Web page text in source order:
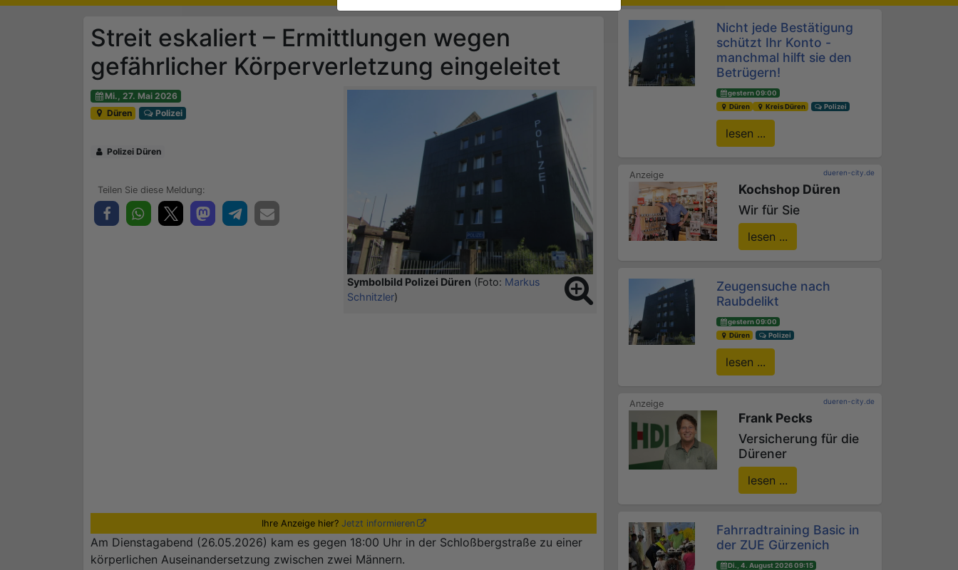
Streit eskaliert – Ermittlungen wegen
gefährlicher Körperverletzung eingeleitet
Symbolbild Polizei Düren (Foto: Markus
Schnitzler)
Mi., 27. Mai 2026
Düren
Polizei
Polizei Düren
Ihre Anzeige hier? Jetzt informieren
Am Dienstagabend (26.05.2026) kam es gegen 18:00 Uhr in der Schloßbergstraße zu einer
körperlichen Auseinandersetzung zwischen zwei Männern.
Nicht jede Bestätigung
schützt Ihr Konto -
manchmal hilft sie den
Betrügern!
gestern 09:00
Düren
Kreis Düren Polizei
lesen ...
dueren-city.de
Kochshop Düren
Wir für Sie
lesen ...
Zeugensuche nach
Raubdelikt
gestern 09:00
Düren
Polizei
lesen ...
dueren-city.de
Frank Pecks
Versicherung für die
Dürener
lesen ...
Fahrradtraining Basic in
der ZUE Gürzenich
Di., 4. August 2026 09:15